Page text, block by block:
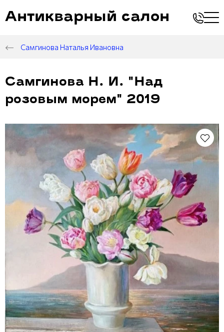
Антикварный салон
Самгинова Наталья Ивановна
Самгинова Н. И. "Над
розовым морем" 2019